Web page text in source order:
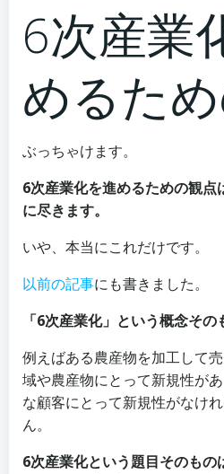
6次産業
めるた
ぶっちゃけます。
6次産業化を進めるための観点
に尽きます。
いや、本当にこれだけです。
以前の記事にも書きました。
「6次産業化」という概念その
例えばある農産物を加工して
域や農産物にとって新規性が
な顧客にとって新規性がなけ
ん。
6次産業化という題目そのもの